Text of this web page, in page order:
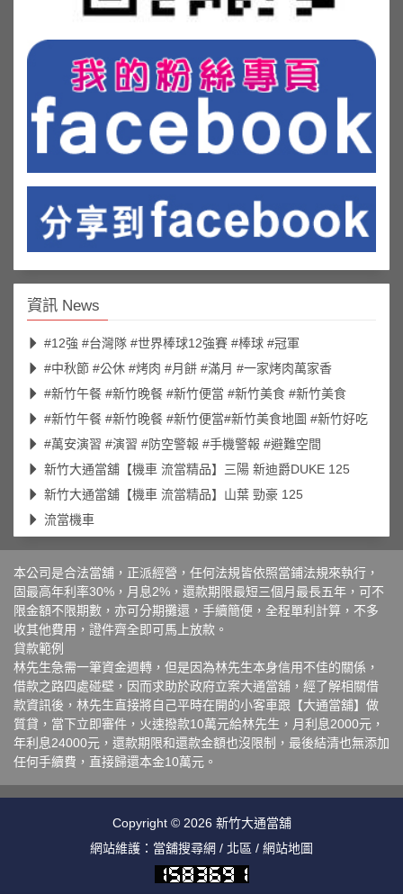
資訊 News
#12強 #台灣隊 #世界棒球12強賽 #棒球 #冠軍
#中秋節 #公休 #烤肉 #月餅 #滿月 #一家烤肉萬家香
#新竹午餐 #新竹晚餐 #新竹便當 #新竹美食 #新竹美食
#新竹午餐 #新竹晚餐 #新竹便當#新竹美食地圖 #新竹好吃
#萬安演習 #演習 #防空警報 #手機警報 #避難空間
新竹大通當舖【機車 流當精品】三陽 新迪爵DUKE 125
新竹大通當舖【機車 流當精品】山葉 勁豪 125
流當機車
本公司是合法當舖，正派經營，任何法規皆依照當鋪法規來執行，
固最高年利率30%，月息2%，還款期限最短三個月最長五年，可不
限金額不限期數，亦可分期攤還，手續簡便，全程單利計算，不多
收其他費用，證件齊全即可馬上放款。
貸款範例
林先生急需一筆資金週轉，但是因為林先生本身信用不佳的關係，
借款之路四處碰壁，因而求助於政府立案大通當舖，經了解相關借
款資訊後，林先生直接將自己平時在開的小客車跟【大通當舖】做
質貸，當下立即審件，火速撥款10萬元給林先生，月利息2000元，
年利息24000元，還款期限和還款金額也沒限制，最後結清也無添加
任何手續費，直接歸還本金10萬元。
Copyright © 2026 新竹大通當舖
網站維護： 當舖搜尋網 / 北區 / 網站地圖